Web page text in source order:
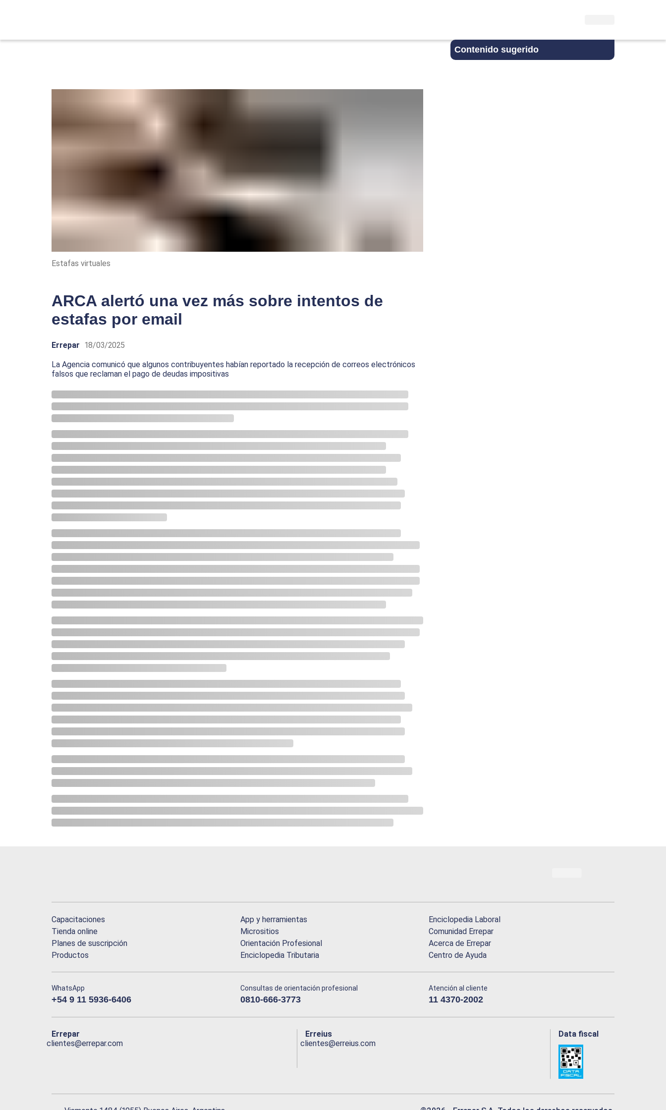
Contenido sugerido
Estafas virtuales
ARCA alertó una vez más sobre intentos de
estafas por email
Errepar 18/03/2025
La Agencia comunicó que algunos contribuyentes habían reportado la recepción de correos electrónicos
falsos que reclaman el pago de deudas impositivas
Capacitaciones
Tienda online
Planes de suscripción
Productos
App y herramientas
Micrositios
Orientación Profesional
Enciclopedia Tributaria
Enciclopedia Laboral
Comunidad Errepar
Acerca de Errepar
Centro de Ayuda
WhatsApp
+54 9 11 5936-6406
Consultas de orientación profesional
0810-666-3773
Atención al cliente
11 4370-2002
Errepar
clientes@errepar.com
Erreius
clientes@erreius.com
Data fiscal